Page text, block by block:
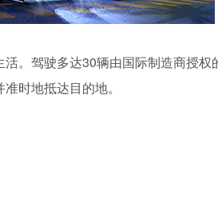
。驾驶多达30辆由国际制造商授
时地抵达目的地。